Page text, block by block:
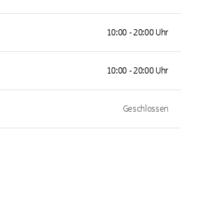
10:00 - 20:00 Uhr
10:00 - 20:00 Uhr
Geschlossen